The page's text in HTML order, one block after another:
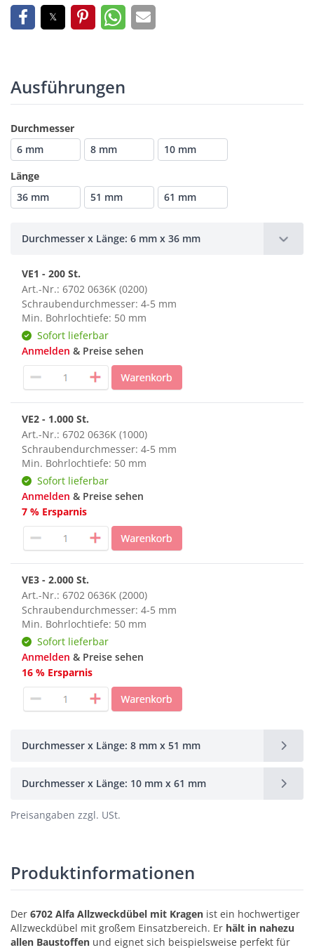
Ausführungen
Durchmesser
6 mm
8 mm
10 mm
Länge
36 mm
51 mm 61 mm
Durchmesser x Länge: 6 mm x 36 mm
VE1 - 200 St.
Art.-Nr.: 6702 0636K (0200)
Schraubendurchmesser: 4-5 mm
Min. Bohrlochtiefe: 50 mm
Sofort lieferbar
Anmelden & Preise sehen
VE2 - 1.000 St.
Art.-Nr.: 6702 0636K (1000)
Schraubendurchmesser: 4-5 mm
Min. Bohrlochtiefe: 50 mm
Sofort lieferbar
Anmelden & Preise sehen
7 % Ersparnis
VE3 - 2.000 St.
Art.-Nr.: 6702 0636K (2000)
Schraubendurchmesser: 4-5 mm
Min. Bohrlochtiefe: 50 mm
Sofort lieferbar
Anmelden & Preise sehen
16 % Ersparnis
Durchmesser x Länge: 8 mm x 51 mm
Durchmesser x Länge: 10 mm x 61 mm
Preisangaben zzgl. USt.
Produktinformationen
Der 6702 Alfa Allzweckdübel mit Kragen ist ein hochwertiger
Allzweckdübel mit großem Einsatzbereich. Er hält in nahezu
allen Baustoffen und eignet sich beispielsweise perfekt für